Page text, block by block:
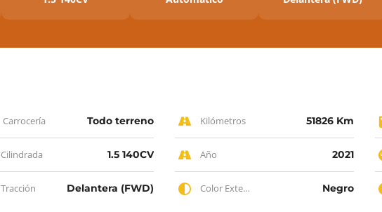
Carrocería Todo terreno Kilómetros 51826 Km
Cilindrada 1.5 140CV Año 2021
Tracción Delantera (FWD) Color Exterior Negro